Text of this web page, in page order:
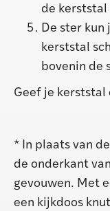
de kerststal
De ster kun
kerststal
bovenin de
Geef je kerststal
* In plaats van
de onderkant
gevouwen. Met
een kijkdoos